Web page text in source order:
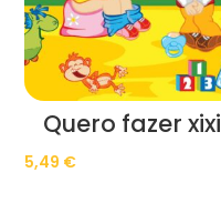
Quero fazer xixi
5,49 €